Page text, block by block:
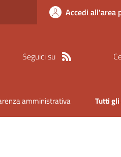
Accedi all'area
Seguici su
amministrativa Tutti